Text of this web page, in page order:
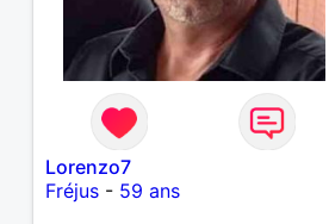
Lorenzo7
Fréjus- 59 ans